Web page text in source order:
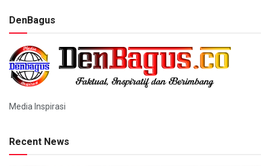
DenBagus
Media Inspirasi
Recent News